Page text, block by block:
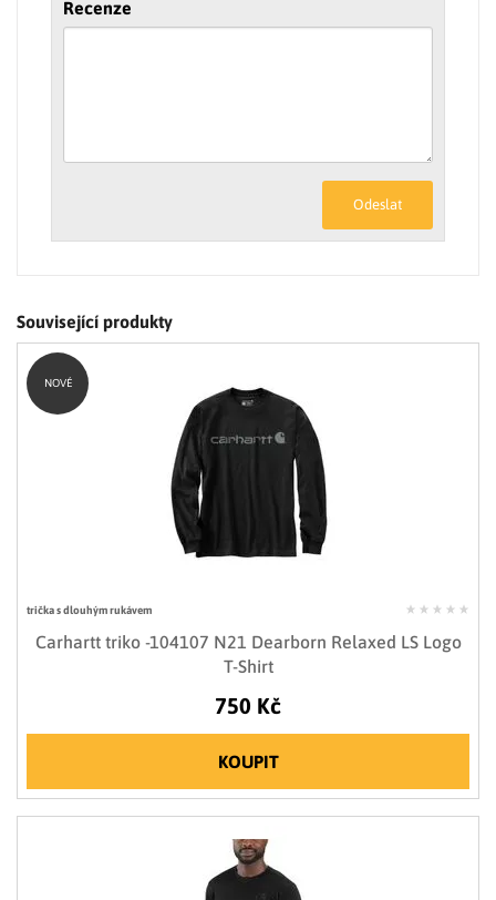
Recenze
Odeslat
Související produkty
trička s dlouhým rukávem
Carhartt triko -104107 N21 Dearborn Relaxed LS Logo
T-Shirt
750 Kč
KOUPIT
NOVÉ